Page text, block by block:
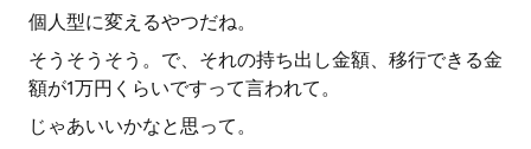
個人型に変えるやつだね。
そうそうそう。で、それの持ち出し金額、移行できる金
額が1万円くらいですって言われて。
じゃあいいかなと思って。